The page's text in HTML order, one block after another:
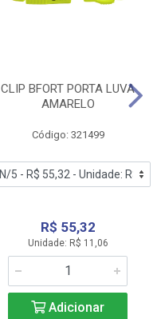
CLIP BFORT PORTA LUVA
AMARELO
Código: 321499
R$ 55,32
Unidade: R$ 11,06
Adicionar